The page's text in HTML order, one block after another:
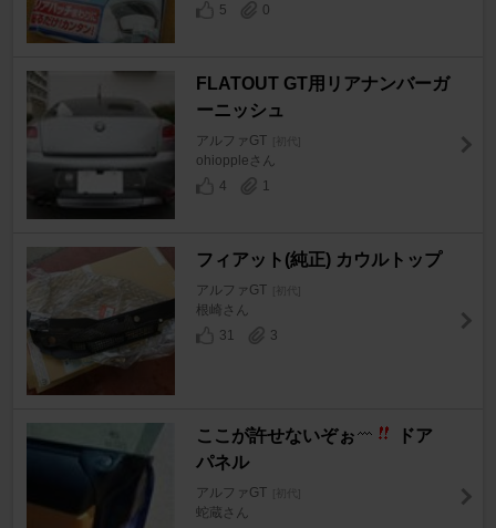
5 0
FLATOUT GT用リアナンバーガ
ーニッシュ
アルファGT [初代]
ohioppleさん
4
1
フィアット(純正) カウルトップ
アルファGT [初代]
根崎さん
31
3
ここが許せないぞぉ
ドア
パネル
アルファGT [初代]
蛇蔵さん